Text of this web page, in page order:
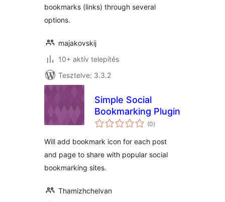
bookmarks (links) through several
options.
majakovskij
10+ aktív telepítés
Tesztelve: 3.3.2
Simple Social
Bookmarking Plugin
(0értékelés
összesen
)
Will add bookmark icon for each post
and page to share with popular social
bookmarking sites.
Thamizhchelvan